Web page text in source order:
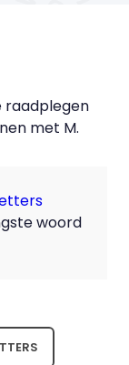
raadplegen
met M.
woord